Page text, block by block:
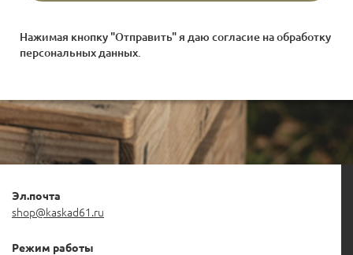
Нажимая кнопку "Отправить" я даю согласие наобработку
персональных данных
Эл.почта
shop@kaskad61.ru
Режим работы